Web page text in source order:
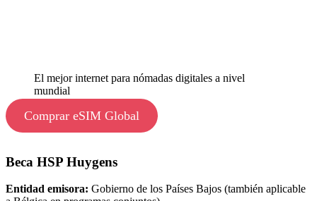
El mejor internet para nómadas digitales a nivel
mundial
Comprar eSIM Global
Beca HSP Huygens
Entidad emisora: Gobierno de los Países Bajos (también aplicable